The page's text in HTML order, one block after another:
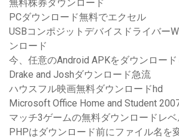
無料株券ダウンロード
PCダウンロード無料でエクセル
USBコンポジットデバイスドライバー
ンロード
今、任意のAndroid APKをダウンロー
Drake and Joshダウンロード急流
ハウスフル映画無料ダウンロードhd
Microsoft Office Home and Student
マッチ3ゲームの無料ダウンロードレ
PHPはダウンロード前にファイル名を